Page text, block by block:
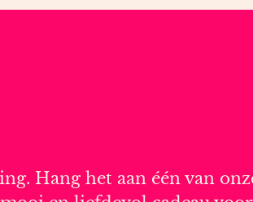
Hang het aan één van